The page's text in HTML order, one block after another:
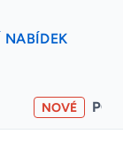
NABÍDEK
NOVÉ